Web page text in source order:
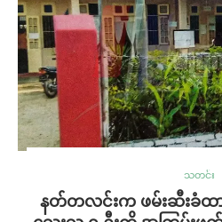
သတင်း
နတ်တလင်းက ဖမ်းဆီးခံ